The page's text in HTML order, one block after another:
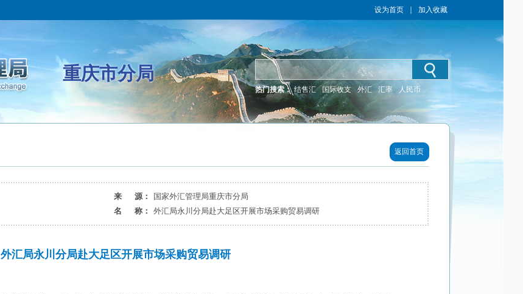
设为首页 加入收藏
重庆市分局
热门搜索： 结售汇 国际收支 外汇 汇率 人民币
返回首页
来 源：
国家外汇管理局重庆市分局
名 称： 外汇局永川分局赴大足区开展市场采购贸易调研
外汇局永川分局赴大足区开展市场采购贸易调研